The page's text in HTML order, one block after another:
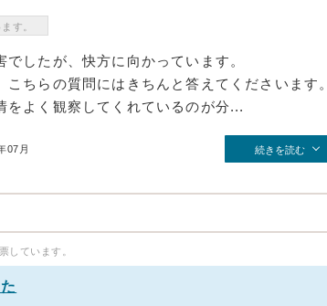
す。
したが、快方に向かっています。
ちらの質問にはきちんと答えてくださいます。
をよく観察してくれているのが分...
07月 続きを読む
しています。